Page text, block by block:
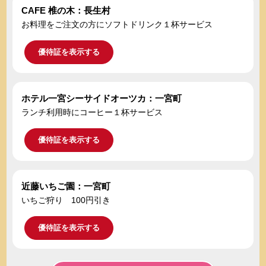
CAFE 椎の木：長生村
お料理をご注文の方にソフトドリンク１杯サービス
優待証を表示する
ホテル一宮シーサイドオーツカ：一宮町
ランチ利用時にコーヒー１杯サービス
優待証を表示する
近藤いちご園：一宮町
いちご狩り 100円引き
優待証を表示する